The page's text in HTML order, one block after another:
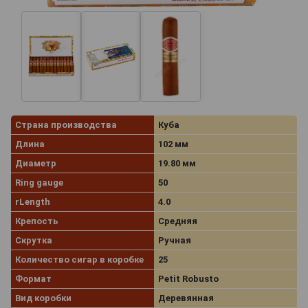
Страна производства
Куба
Длина
102 мм
Диаметр
19.80 мм
Ring gauge
50
rLength
4.0
Крепость
Средняя
Скрутка
Ручная
Количество сигар в коробке
25
Формат
Petit Robusto
Вид коробки
Деревянная